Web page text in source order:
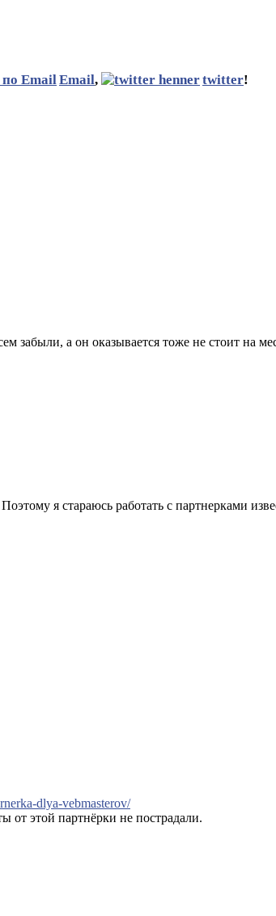
Email, twitter!
забыли, а он оказывается тоже не стоит на
я стараюсь работать с партнерками
dlya-vebmasterov/
от этой партнёрки не пострадали.